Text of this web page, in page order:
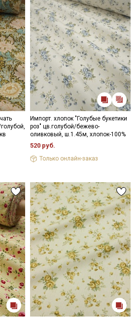
Импорт. хлопок "Голубые букетики
роз" цв.голубой/бежево-
оливковый, ш.1.45м, хлопок-100%
520 руб.
Только онлайн-заказ